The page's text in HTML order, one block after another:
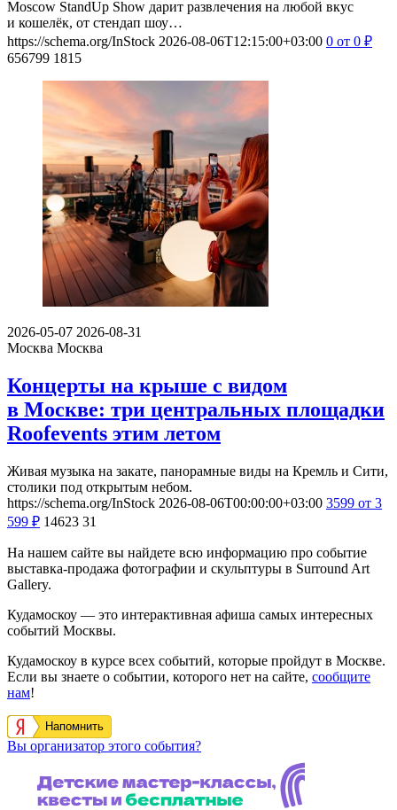
Moscow StandUp Show дарит развлечения на любой вкус
и кошелёк, от стендап шоу…
https://schema.org/InStock 2026-08-06T12:15:00+03:00 0 от 0 ₽
656799 1815
2026-05-07 2026-08-31
Москва Москва
Концерты на крыше с видом
в Москве: три центральных площадки
Roofevents этим летом
Живая музыка на закате, панорамные виды на Кремль и Сити,
столики под открытым небом.
https://schema.org/InStock 2026-08-06T00:00:00+03:00 3599 от 3
599 ₽ 14623 31
На нашем сайте вы найдете всю информацию про событие
выставка-продажа фотографии и скульптуры в Surround Art
Gallery.
Кудамоскоу — это интерактивная афиша самых интересных
событий Москвы.
Кудамоскоу в курсе всех событий, которые пройдут в Москве.
Если вы знаете о событии, которого нет на сайте, сообщите
нам!
Напомнить
Вы организатор этого события?